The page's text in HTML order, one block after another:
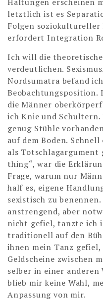
letztlich ist es
Folgen soziokultureller
erfordert Integration
Ich will die
verdeutlichen.
Nordsumatra befand
Beobachtungsposition.
die Männer
ich Knie und
genug Stühle
auf dem Boden.
als Totschlagargument
thing“, war die
Frage, warum nur
half es, eigene
sexistisch zu
anstrengend, aber
nicht gefiel, tanzte ich
traditionell auf den
ihnen mein Tanz
Geldscheine zwischen
selber in einer anderen
blieb mir keine Wahl,
Anpassung von mir.